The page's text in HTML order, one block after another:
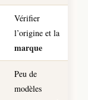
Vérifier
l’origine et la
marque
Peu de
modèles